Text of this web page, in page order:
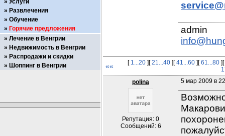
«« [ 1...20 ][21...40 ][41...60 ][61...80 ][
polina
Репутация: 0
Сообщений: 6
5 мар 2009 в
Услуги
Развлечения
Обучение
Горячие предложения
Лечение в Венгрии
Недвижимость в Венгрии
Распродажи и скидки
Шоппинг в Венгрии